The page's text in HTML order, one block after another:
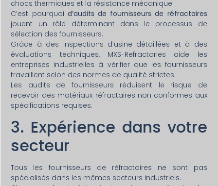
chocs thermiques et la résistance mécanique.
C’est pourquoi d’audits de fournisseurs de réfractaires
jouent un rôle déterminant dans le processus de
sélection des fournisseurs.
Grâce à des inspections d’usine détaillées et à des
évaluations techniques, MXS-Refractories aide les
entreprises industrielles à vérifier que les fournisseurs
travaillent selon des normes de qualité strictes.
Les audits de fournisseurs réduisent le risque de
recevoir des matériaux réfractaires non conformes aux
spécifications requises.
3. Expérience dans votre
secteur
Tous les fournisseurs de réfractaires ne sont pas
spécialisés dans les mêmes secteurs industriels.